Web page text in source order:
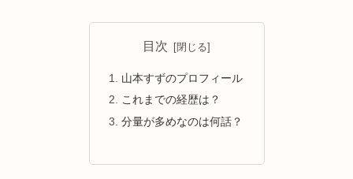
目次
山本すずのプロフィール
これまでの経歴は？
分量が多めなのは何話？